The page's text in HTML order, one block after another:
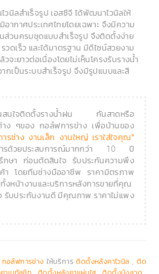
วนิลสำเร็จรูป เอสซีจี ได้พัฒนาไวนิลให้
อากาศประเทศไทยโดยเฉพาะ จึงมีความ
ส่วนครบชุดแบบสำเร็จรูป จึงติดตั้งง่าย
วดเร็ว และได้มาตรฐาน มีดีไซน์สวยงาม
วจะยาวต่อเนื่องโดยไม่เห็นโครงรับรางน้ำ
ากเป็นระบบสำเร็จรูป จึงมีรูปแบบและสี
สนใจติดตั้งรางน้ำฝน กันสาดหรือ
าง ๆของ กอล์ฟการข่าง เพื่อบ้านของ
รช่าง งานเล็ก งานใหญ่ เราใส่ใจคุณ"
ารด้วยประสบการณ์มากกว่า 10 ปี
กษา ก่อนตัดสินใจ รับประกันความพึง
า โดยทีมช่างมืออาชีพ ราคามิตรภาพ
งหน้างานและบริการหลังการขายที่คุณ
รับประกันงานดี มีคุณภาพ ราคาไม่แพง
กอล์ฟการช่าง ให้บริการติดตั้งหลังคาไวนิล ,ติด